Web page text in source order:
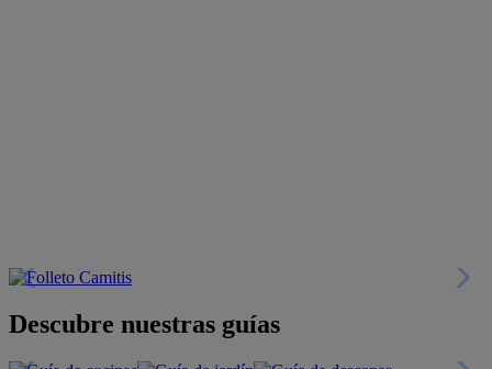
Descubre nuestras guías